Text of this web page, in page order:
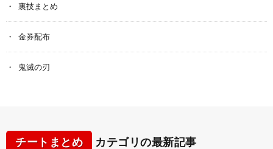
裏技まとめ
金券配布
鬼滅の刃
チートまとめ カテゴリの最新記事